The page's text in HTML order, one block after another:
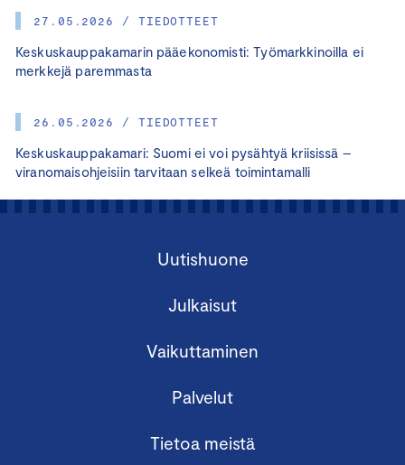
27.05.2026 / TIEDOTTEET
Keskuskauppakamarin pääekonomisti: Työmarkkinoilla ei
merkkejä paremmasta
26.05.2026 / TIEDOTTEET
Keskuskauppakamari: Suomi ei voi pysähtyä kriisissä –
viranomaisohjeisiin tarvitaan selkeä toimintamalli
Uutishuone
Julkaisut
Vaikuttaminen
Palvelut
Tietoa meistä